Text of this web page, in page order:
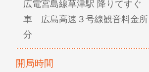
広電宮島線草津駅 降りてすぐ
車 広島高速３号線観音料金所
分
開局時間